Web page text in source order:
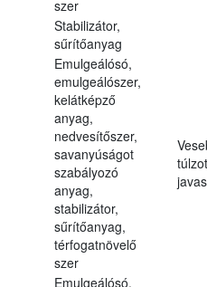
szer
Stabilizátor,
sűrítőanyag
Emulgeálósó,
emulgeálószer,
kelátképző
anyag,
nedvesítőszer,
savanyúságot
szabályozó
anyag,
stabilizátor,
sűrítőanyag,
térfogatnövelő
szer
Emulgeálósó,